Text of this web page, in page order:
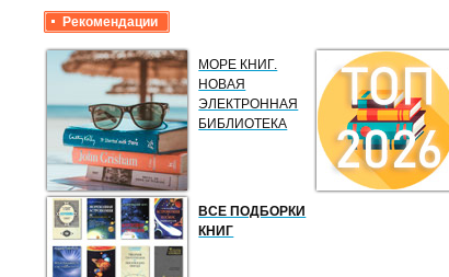
Рекомендации
МОРЕ КНИГ.
НОВАЯ
ЭЛЕКТРОННАЯ
БИБЛИОТЕКА
ВСЕ ПОДБОРКИ
КНИГ